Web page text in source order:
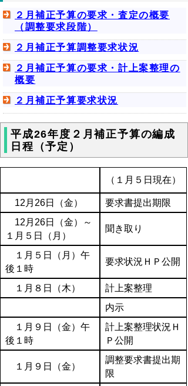
２月補正予算の要求・査定の概要
（調整要求段階）
２月補正予算調整要求状況
２月補正予算の要求・計上案整理の
概要
２月補正予算要求状況
平成26年度２月補正予算の編成
日程（予定）
（１月５日現在）
12月26日（金）
要求書提出期限
12月26日（金）～
１月５日（月）
聞き取り
１月５日（月）午
後１時
要求状況ＨＰ公開
１月８日（木）
計上案整理
内示
１月９日（金）午
後１時
計上案整理状況Ｈ
Ｐ公開
１月９日（金）
調整要求書提出期
限